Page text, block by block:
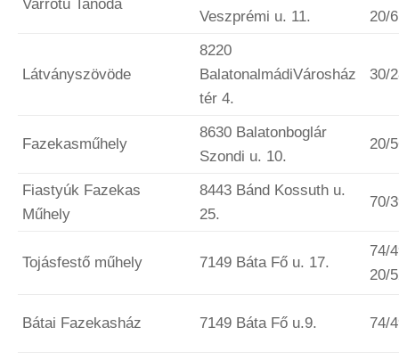
Varrótű Tanoda
Veszprémi u. 11.
20/
Látványszövöde
8220
BalatonalmádiVárosház
tér 4.
30/
Fazekasműhely
8630 Balatonboglár
Szondi u. 10.
20/
Fiastyúk Fazekas
Műhely
8443 Bánd Kossuth u.
25.
70/
Tojásfestő műhely 7149 Báta Fő u. 17.
74/
20/
Bátai Fazekasház 7149 Báta Fő u.9. 74/